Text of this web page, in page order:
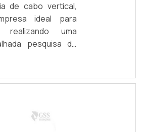
de cabo vertical,
ideal para
uma
pesquisa de
a melhor
GUIA DE CABO
na internet a